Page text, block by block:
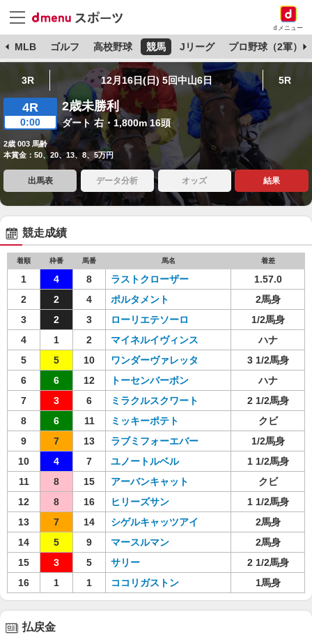
dメニュー
MLB ゴルフ 高校野球 競馬 Jリーグ プロ野球（2軍）
3R 12月16日(日) 5回中山6日 5R
4R
0:00
2歳未勝利
ダート 右・1,800m 16頭
2歳 003 馬齢
本賞金：50、20、13、8、5万円
出馬表 データ分析 オッズ 結果
競走成績
着順 枠番 馬番 馬名 着差
1 4 8 ラストクローザー
1.57.0
2
2 4 ポルタメント
2馬身
3
2 3 ローリエテソーロ
1/2馬身
4
1 2 マイネルイヴィンス
ハナ
5
5 10 ワンダーヴァレッタ
3 1/2馬身
6
6 12 トーセンバーボン
ハナ
7
3 6 ミラクルスクワート
2 1/2馬身
8
6 11 ミッキーポテト
クビ
9
7 13 ラブミフォーエバー
1/2馬身
10
4 7 ユノートルベル
1 1/2馬身
11
8 15 アーバンキャット
クビ
12
8 16 ヒリーズサン
1 1/2馬身
13
7 14 シゲルキャッツアイ
2馬身
14
5 9 マースルマン
2馬身
15
3 5 サリー
2 1/2馬身
16
1 1 ココリガストン 1馬身
払戻金